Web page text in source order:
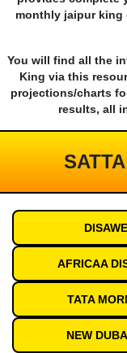
monthly jaipur king
You will find all the
King via this
projections/charts
results, all
AFRICAA
TATA
NEW